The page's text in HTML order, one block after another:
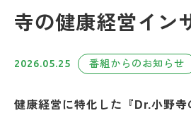
寺の健康経営イン
2026.05.25 番組からのお知らせ
健康経営に特化した『Dr.小野寺